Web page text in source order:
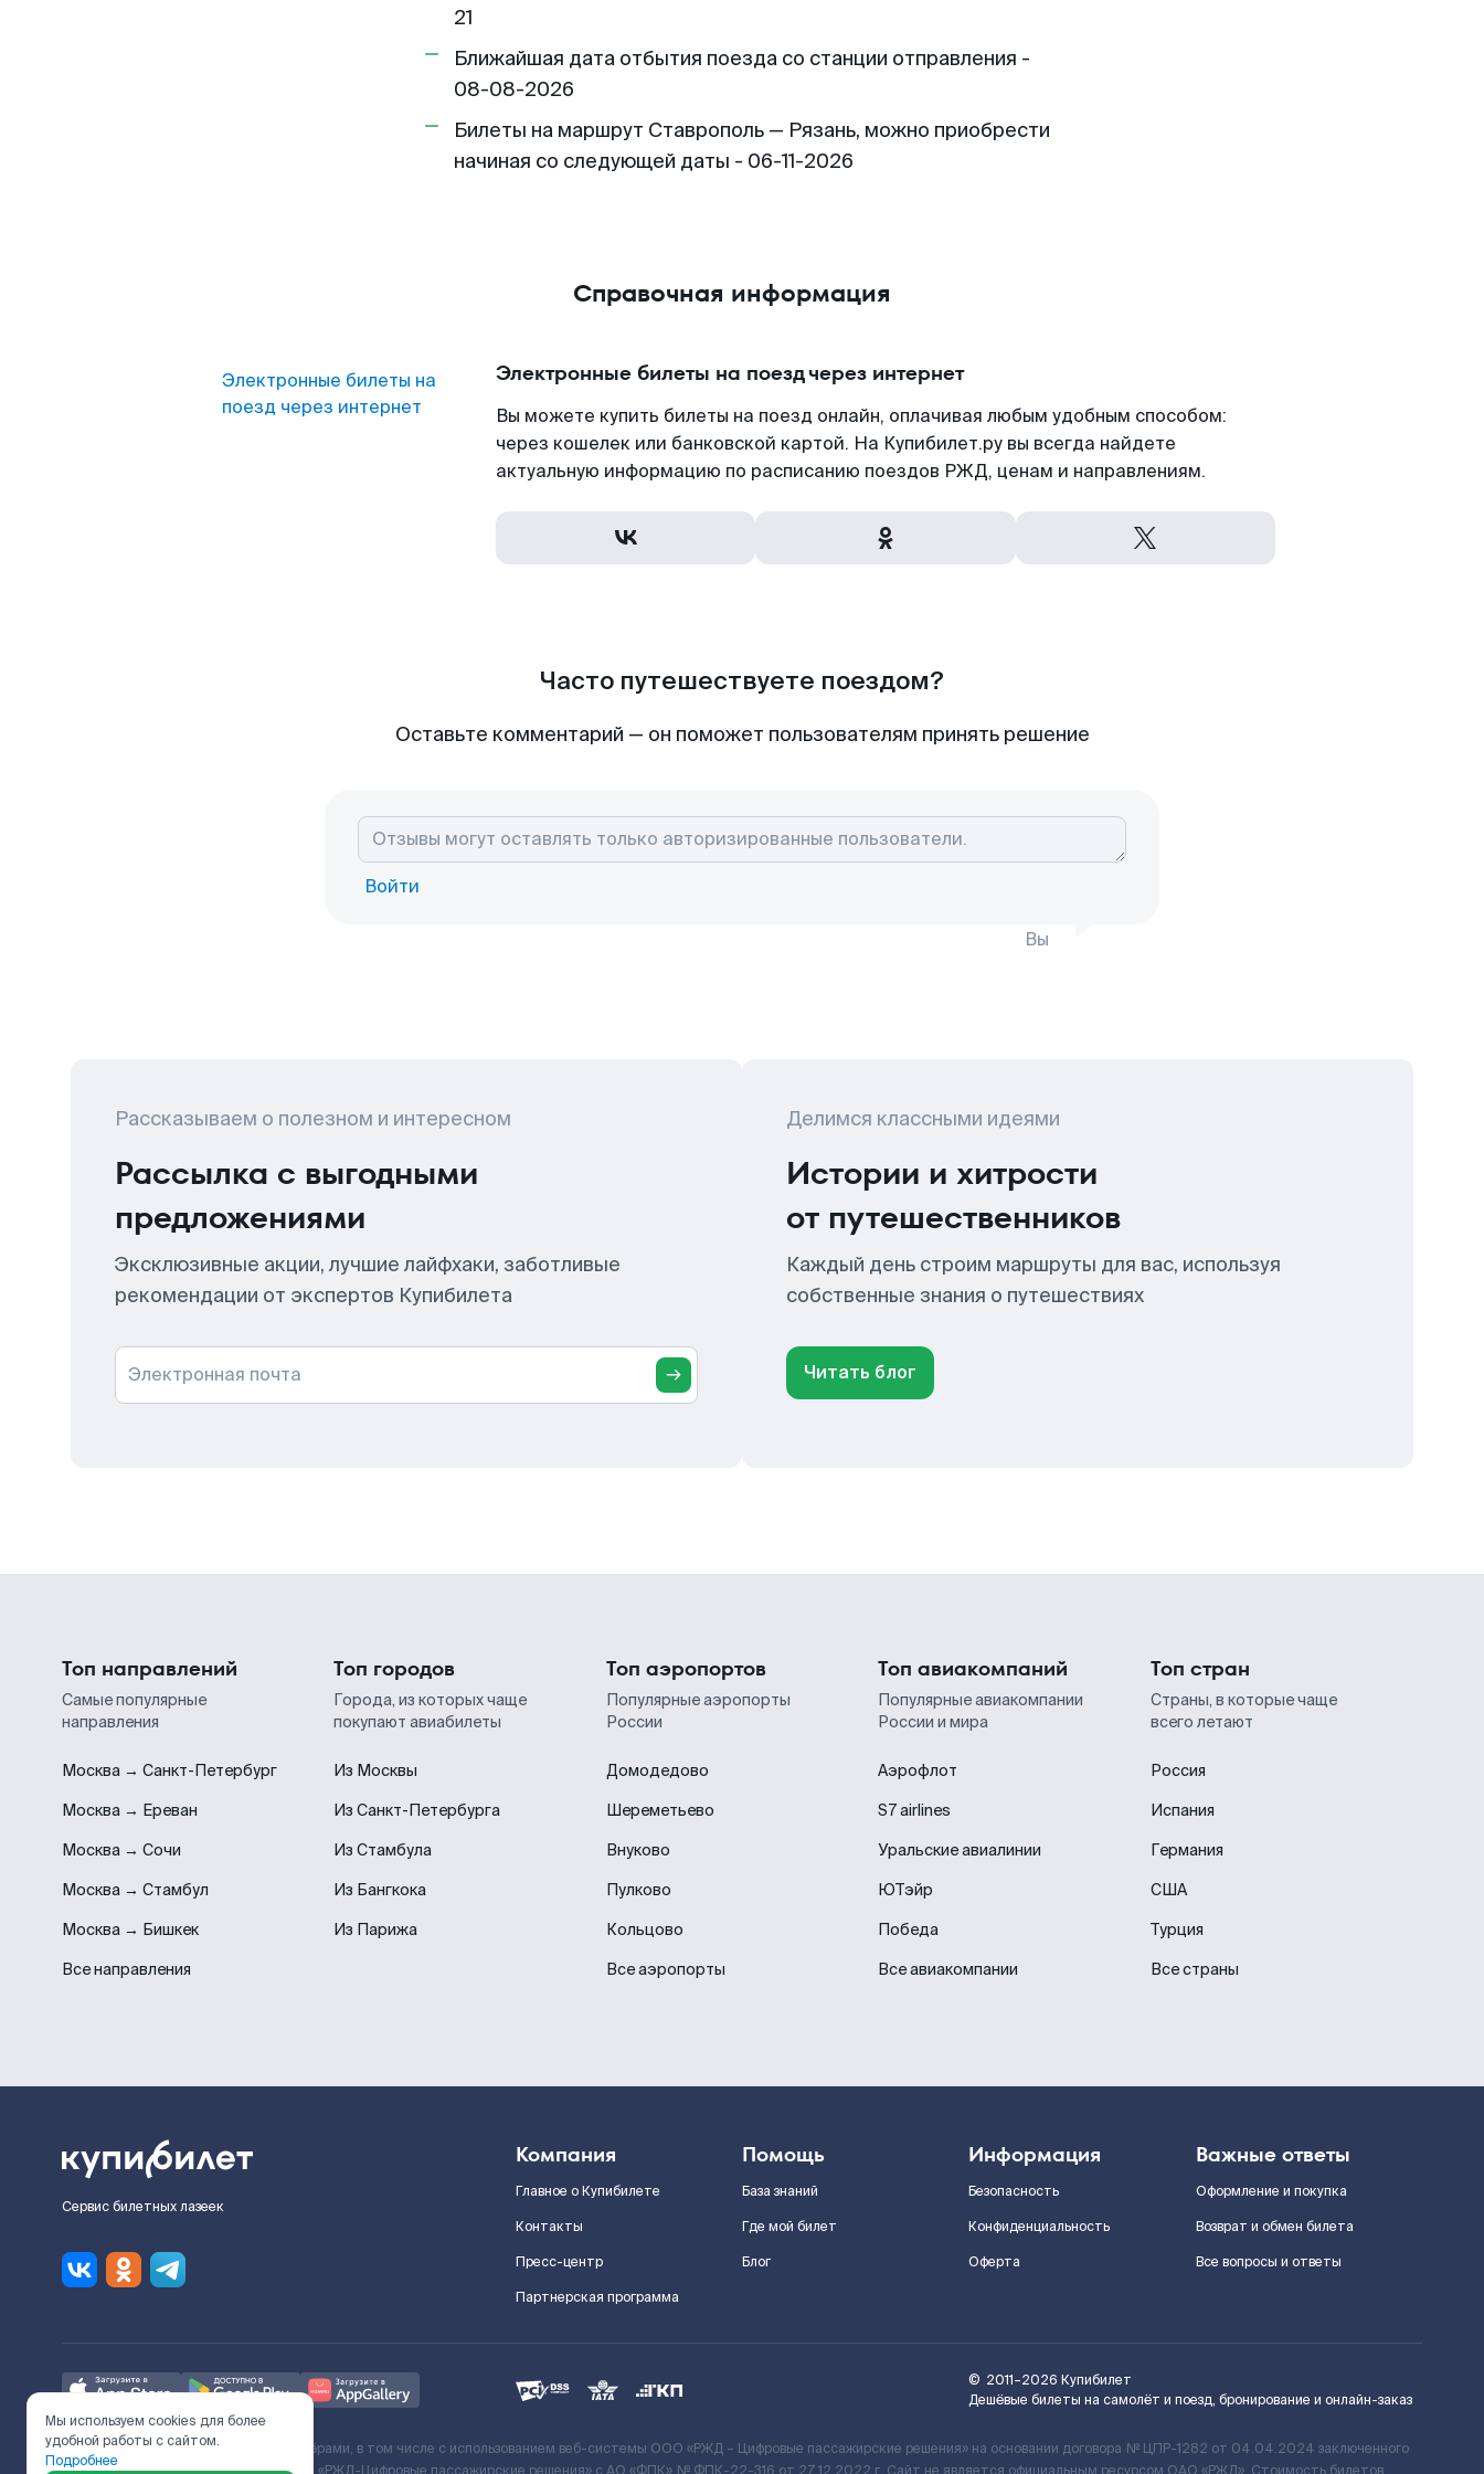
21
Ближайшая дата отбытия поезда со станции отправления -
08-08-2026
Билеты на маршрут Ставрополь — Рязань, можно приобрести
начиная со следующей даты - 06-11-2026
Справочная информация
Электронные билеты на
поезд через интернет
Электронные билеты на поезд через интернет
Вы можете купить билеты на поезд онлайн, оплачивая любым удобным способом:
через кошелек или банковской картой. На Купибилет.ру вы всегда найдете
актуальную информацию по расписанию поездов РЖД, ценам и направлениям.
Часто путешествуете поездом?
Оставьте комментарий — он поможет пользователям принять решение
Войти
Вы
Рассказываем о полезном и интересном
Рассылка с выгодными
предложениями
Эксклюзивные акции, лучшие лайфхаки, заботливые
рекомендации от экспертов Купибилета
Электронная почта
Делимся классными идеями
Истории и хитрости
от путешественников
Каждый день строим маршруты для вас, используя
собственные знания о путешествиях
Читать блог
Топ направлений
Самые популярные
направления
Москва → Санкт-Петербург
Москва → Ереван
Москва → Сочи
Москва → Стамбул
Москва → Бишкек
Все направления
Топ городов
Города, из которых чаще
покупают авиабилеты
Из Москвы
Из Санкт-Петербурга
Из Стамбула
Из Бангкока
Из Парижа
Топ аэропортов
Популярные аэропорты
России
Домодедово
Шереметьево
Внуково
Пулково
Кольцово
Все аэропорты
Топ авиакомпаний
Популярные авиакомпании
России и мира
Аэрофлот
S7 airlines
Уральские авиалинии
ЮТэйр
Победа
Все авиакомпании
Топ стран
Страны, в которые чаще
всего летают
Россия
Испания
Германия
США
Турция
Все страны
Сервис билетных лазеек
Компания
Главное о Купибилете
Контакты
Пресс-центр
Партнерская программа
Помощь
База знаний
Где мой билет
Блог
Информация
Безопасность
Конфиденциальность
Оферта
Важные ответы
Оформление и покупка
Возврат и обмен билета
Все вопросы и ответы
© 2011–2026 Купибилет
Дешёвые билеты на самолёт и поезд, бронирование и онлайн-заказ
Ж/Д билеты предоставляются партнёрами, в том числе с использованием веб-системы ООО «РЖД – Цифровые пассажирские решения» на основании договора № ЦПР-1282 от 04.04.2024 заключенного
Мы используем cookies для более
удобной работы с сайтом.
Подробнее